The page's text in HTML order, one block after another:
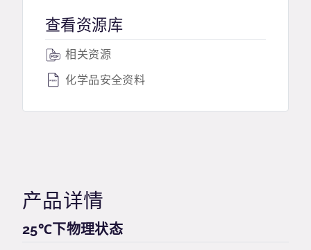
查看资源库
相关资源
化学品安全资料
产品详情
25℃下物理状态